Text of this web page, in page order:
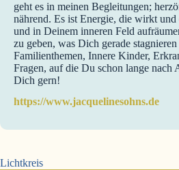
geht es in meinen Begleitungen;
nährend. Es ist Energie, die wirkt und
und in Deinem inneren Feld
zu geben, was Dich gerade
Familienthemen, Innere Kinder,
Fragen, auf die Du schon lange nach
Dich gern!
https://www.jacquelinesohns.de
Lichtkreis